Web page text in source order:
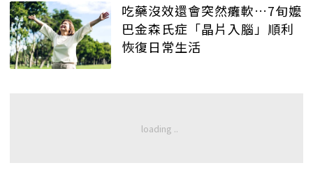
吃藥沒效還會突然癱軟…7旬嬤
巴金森氏症「晶片入腦」順利
恢復日常生活